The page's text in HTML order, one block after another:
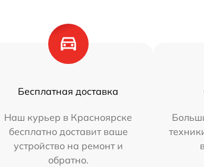
Бесплатная доставка
Наш курьер в Красноярске
бесплатно доставит ваше
устройство на ремонт и
обратно.